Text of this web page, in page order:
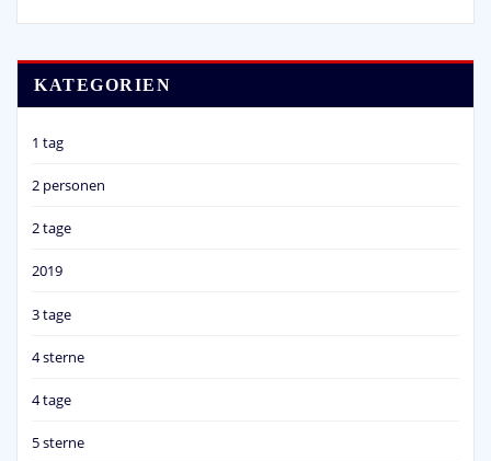
KATEGORIEN
1 tag
2 personen
2 tage
2019
3 tage
4 sterne
4 tage
5 sterne